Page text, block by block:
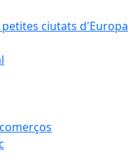
ciutats d'Europa